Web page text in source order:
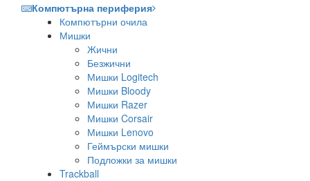
Компютърна периферия
Компютърни очила
Мишки
Жични
Безжични
Мишки Logitech
Мишки Bloody
Мишки Razer
Мишки Corsair
Мишки Lenovo
Геймърски мишки
Подложки за мишки
Trackball